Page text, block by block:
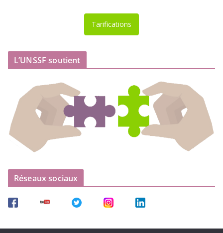
Tarifications
L’UNSSF soutient
Réseaux sociaux